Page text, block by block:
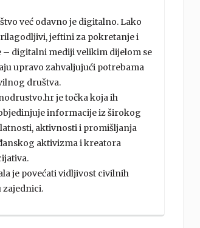
već odavno je digitalno. Lako
jeftini za pokretanje i
– digitalni mediji velikim dijelom se
upravo zahvaljujući potrebama
društva.
je točka koja ih
informacije iz širokog
aktivnosti i promišljanja
aktivizma i kreatora
je povećati vidljivost civilnih
zajednici.